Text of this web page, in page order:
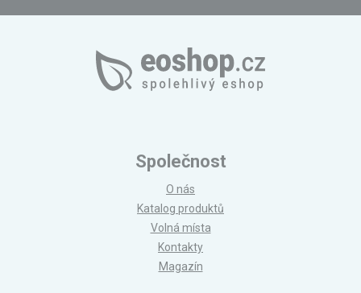
Společnost
O nás
Katalog produktů
Volná místa
Kontakty
Magazín